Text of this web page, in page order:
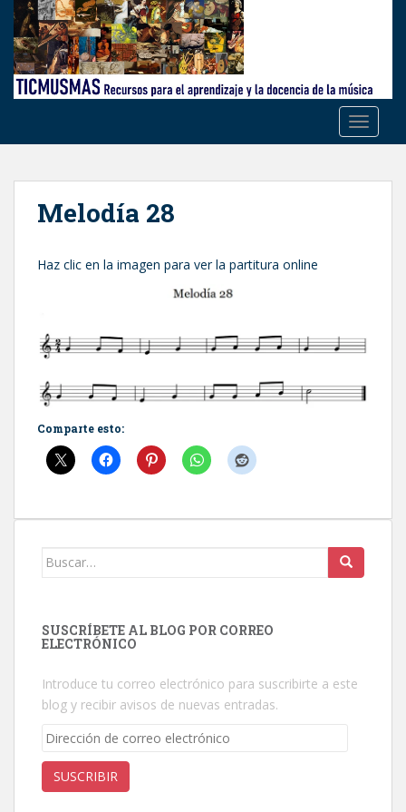
Melodía 28
Haz clic en la imagen para ver la partitura online
Comparte esto:
Buscar:
SUSCRÍBETE AL BLOG POR CORREO
ELECTRÓNICO
Introduce tu correo electrónico para suscribirte a este
blog y recibir avisos de nuevas entradas.
Dirección
correo
electrónico
SUSCRIBIR